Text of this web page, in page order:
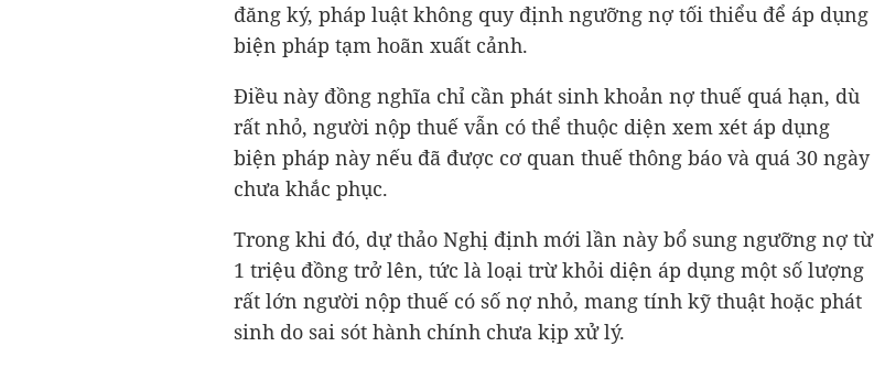
đăng ký, pháp luật không quy định ngưỡng nợ tối thiểu để áp dụng
biện pháp tạm hoãn xuất cảnh.
Điều này đồng nghĩa chỉ cần phát sinh khoản nợ thuế quá hạn, dù
rất nhỏ, người nộp thuế vẫn có thể thuộc diện xem xét áp dụng
biện pháp này nếu đã được cơ quan thuế thông báo và quá 30 ngày
chưa khắc phục.
Trong khi đó, dự thảo Nghị định mới lần này bổ sung ngưỡng nợ từ
1 triệu đồng trở lên, tức là loại trừ khỏi diện áp dụng một số lượng
rất lớn người nộp thuế có số nợ nhỏ, mang tính kỹ thuật hoặc phát
sinh do sai sót hành chính chưa kịp xử lý.